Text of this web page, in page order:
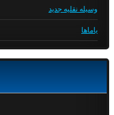
وسیله نقلیه جدید
یاماها